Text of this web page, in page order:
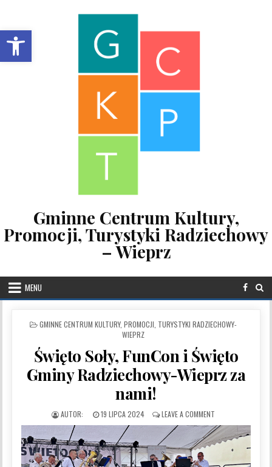
Open toolbar
Gminne Centrum Kultury,
Promocji, Turystyki Radziechowy
– Wieprz
MENU
POSTED IN
GMINNE CENTRUM KULTURY, PROMOCJI, TURYSTYKI RADZIECHOWY-
WIEPRZ
Święto Soły, FunCon i Święto
Gminy Radziechowy-Wieprz za
nami!
PUBLISHED DATE:
19 LIPCA 2024 LEAVE A COMMENTON ŚWIĘTO SOŁY,